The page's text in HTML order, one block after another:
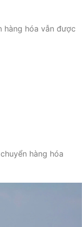
hàng hóa vẫn được
hàng hóa